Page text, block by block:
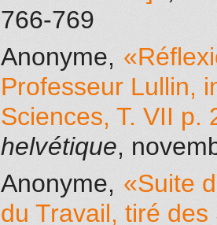
766-769
Anonyme,
Professeur Lullin,
Sciences, T. VII p.
helvétique,
Anonyme, «Suite
du Travail, tiré